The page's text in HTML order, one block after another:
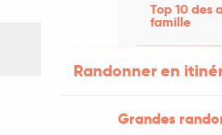
Top 10 des
famille
Randonner en
Grandes